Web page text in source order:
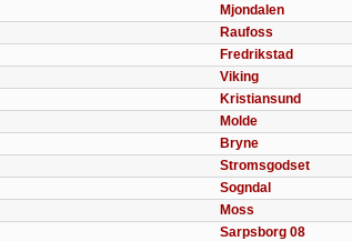
Mjondalen
Raufoss
Fredrikstad
Viking
Kristiansund
Molde
Bryne
Stromsgodset
Sogndal
Moss
Sarpsborg 08